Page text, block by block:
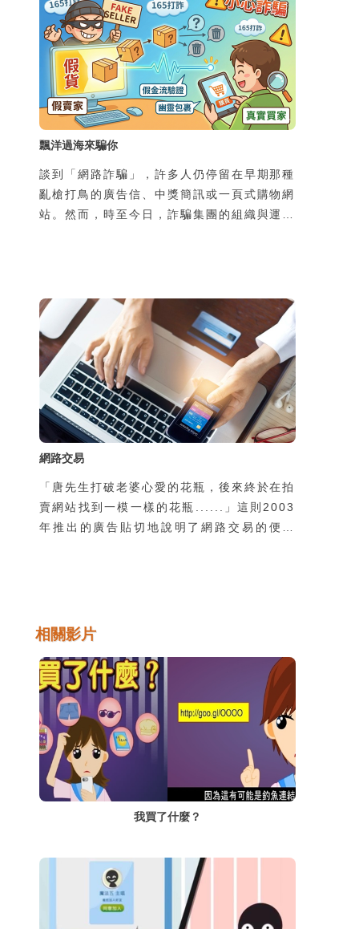
飄洋過海來騙你
談到「網路詐騙」，許多人仍停留在早期那種
亂槍打鳥的廣告信、中獎簡訊或一頁式購物網
站。然而，時至今日，詐騙集團的組織與運作
害者前往不明網站，要求提供個資或金錢；隨
著民眾警覺性提升，這類手法的成功率已大不
如前
網路交易
「唐先生打破老婆心愛的花瓶，後來終於在拍
賣網站找到一模一樣的花瓶......」這則2003
年推出的廣告貼切地說明了網路交易的便利
交易詐騙及安全的交易等便顯得很重要。
相關影片
我買了什麼？